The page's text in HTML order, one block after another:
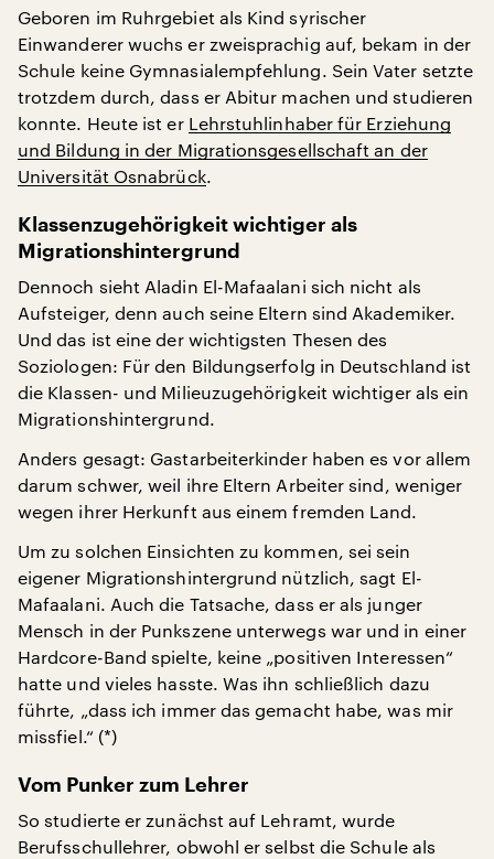
Geboren im Ruhrgebiet als Kind syrischer
Einwanderer wuchs er zweisprachig auf, bekam in der
Schule keine Gymnasialempfehlung. Sein Vater setzte
trotzdem durch, dass er Abitur machen und studieren
konnte. Heute ist er Lehrstuhlinhaber für Erziehung
und Bildung in der Migrationsgesellschaft an der
Universität Osnabrück.
Klassenzugehörigkeit wichtiger als
Migrationshintergrund
Dennoch sieht Aladin El-Mafaalani sich nicht als
Aufsteiger, denn auch seine Eltern sind Akademiker.
Und das ist eine der wichtigsten Thesen des
Soziologen: Für den Bildungserfolg in Deutschland ist
die Klassen- und Milieuzugehörigkeit wichtiger als ein
Migrationshintergrund.
Anders gesagt: Gastarbeiterkinder haben es vor allem
darum schwer, weil ihre Eltern Arbeiter sind, weniger
wegen ihrer Herkunft aus einem fremden Land.
Um zu solchen Einsichten zu kommen, sei sein
eigener Migrationshintergrund nützlich, sagt El-
Mafaalani. Auch die Tatsache, dass er als junger
Mensch in der Punkszene unterwegs war und in einer
Hardcore-Band spielte, keine „positiven Interessen“
hatte und vieles hasste. Was ihn schließlich dazu
führte, „dass ich immer das gemacht habe, was mir
missfiel.“ (*)
Vom Punker zum Lehrer
So studierte er zunächst auf Lehramt, wurde
Berufsschullehrer, obwohl er selbst die Schule als